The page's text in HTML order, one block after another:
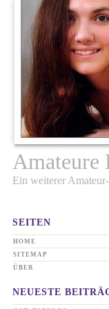
Amateure
Ein weiterer
SEITEN
HOME
SITEMAP
ÜBER
NEUESTE